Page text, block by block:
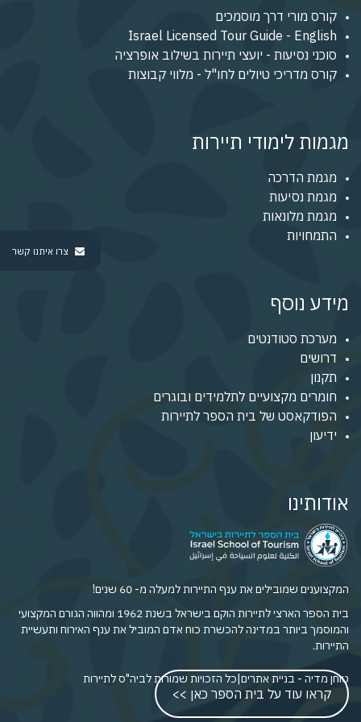
צרו איתנו קשר
קורס מורי דרך מוסמכים
Israel Licensed Tour Guide - English
סוכני נסיעות - יועצי תיירות בשילוב אופרציה
קורס מדריכי טיולים לחו"ל - מלווי קבוצות
מגמות לימודי תיירות
מגמת הדרכה
מגמת נסיעות
מגמת מלונאות
התמחויות
מידע נוסף
מערכת סטודנטים
דרושים
תקנון
חומרים מקצועיים לתלמידים ובוגרים
הפודקאסט של בית הספר לתיירות
ידיעון
אודותינו
המקצוענים שמובילים את ענף התיירות למעלה מ- 60 שנים!
בית הספר הארצי לתיירות הוקם בישראל בשנת 1962 ומהווה הגורם המקצועי
והמוסמך ביותר במדינה להכשרת כוח אדם המוביל את ענף האירוח ותעשיית
התיירות.
קראו עוד על בית הספר כאן >>
כל הזכויות שמורות לביה"ס לתיירות|טוחן מדיה - בניית אתרים